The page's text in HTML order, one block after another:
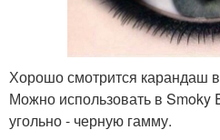
Хорошо смотрится карандаш
Можно использовать в Smoky
угольно - черную гамму.